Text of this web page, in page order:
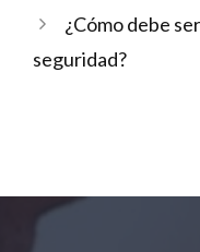
¿Cómo debe
seguridad?